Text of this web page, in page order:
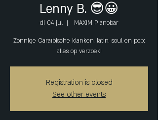
Lenny B. 😎😀
di 04 jul
  |
MAXIM Pianobar
Zonnige Caraïbische klanken, latin, soul en pop:
alles op verzoek!
Registration is closed
See other events